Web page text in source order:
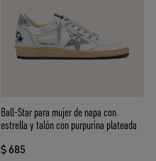
Ball-Star para mujer de napa con
estrella y talón con purpurina plateada
$ 685